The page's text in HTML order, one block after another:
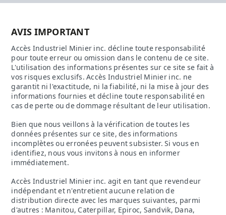
AVIS IMPORTANT
Accès Industriel Minier inc. décline toute responsabilité
pour toute erreur ou omission dans le contenu de ce site.
L'utilisation des informations présentes sur ce site se fait à
vos risques exclusifs. Accès Industriel Minier inc. ne
garantit ni l'exactitude, ni la fiabilité, ni la mise à jour des
informations fournies et décline toute responsabilité en
cas de perte ou de dommage résultant de leur utilisation.
Bien que nous veillons à la vérification de toutes les
données présentes sur ce site, des informations
incomplètes ou erronées peuvent subsister. Si vous en
identifiez, nous vous invitons à nous en informer
immédiatement.
Accès Industriel Minier inc. agit en tant que revendeur
indépendant et n'entretient aucune relation de
distribution directe avec les marques suivantes, parmi
d'autres : Manitou, Caterpillar, Epiroc, Sandvik, Dana,